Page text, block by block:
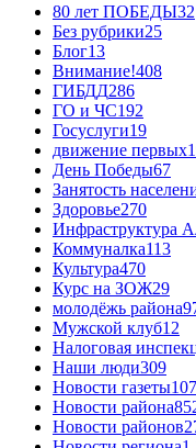
80 лет ПОБЕДЫ32
Без рубрики25
Блог13
Внимание!408
ГИБДД286
ГО и ЧС192
Госуслуги19
движение первых
День Победы67
Занятость
Здоровье270
Инфраструктура
Коммуналка113
Культура470
Курс на ЗОЖ29
молодёжь района
Мужской клуб12
Налоговая
Наши люди309
Новости газеты107
Новости района
Новости районов